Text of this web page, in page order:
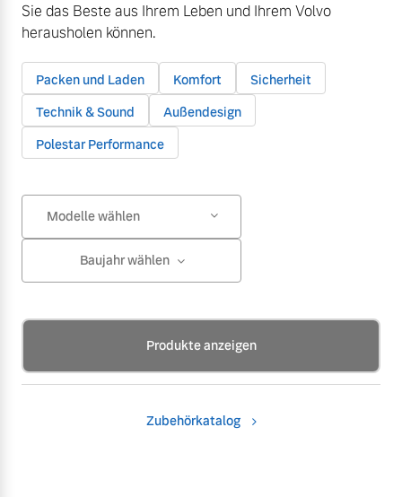
Sie das Beste aus Ihrem Leben und Ihrem Volvo
herausholen können.
Packen und Laden Komfort
Sicherheit
Technik & Sound
Außendesign
Polestar Performance
Modelle wählen
Baujahr wählen
Produkte anzeigen
Zubehörkatalog